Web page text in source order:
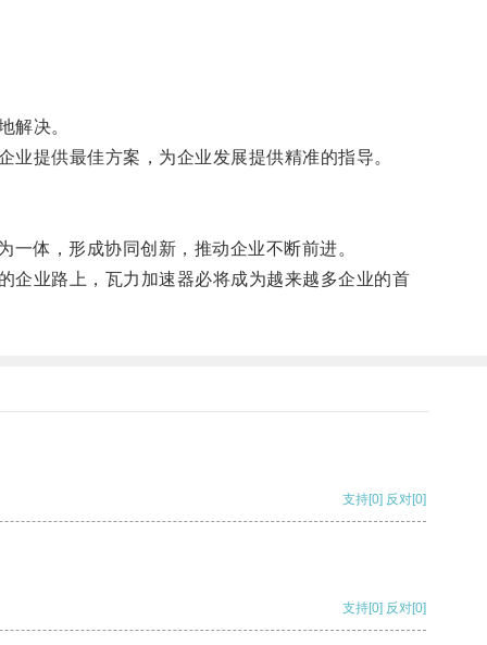
解决。
提供最佳方案，为企业发展提供精准的指导。
体，形成协同创新，推动企业不断前进。
业路上，瓦力加速器必将成为越来越多企业的首
支持[0] 反对[0]
支持[0] 反对[0]